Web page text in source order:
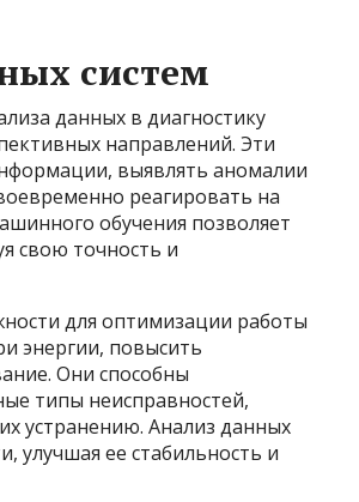
систем
данных в диагностику
направлений. Эти
выявлять аномалии
реагировать на
обучения позволяет
свою точность и
для оптимизации работы
энергии, повысить
Они способны
типы неисправностей,
устранению. Анализ данных
улучшая ее стабильность и